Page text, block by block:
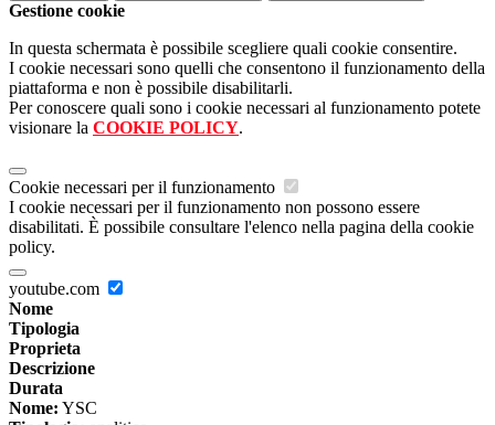
Gestione cookie
In questa schermata è possibile scegliere quali cookie consentire.
I cookie necessari sono quelli che consentono il funzionamento della
piattaforma e non è possibile disabilitarli.
Per conoscere quali sono i cookie necessari al funzionamento potete
visionare la COOKIE POLICY.
Cookie necessari per il funzionamento
I cookie necessari per il funzionamento non possono essere
disabilitati. È possibile consultare l'elenco nella pagina della cookie
policy.
youtube.com
Nome
Tipologia
Proprieta
Descrizione
Durata
Nome: YSC